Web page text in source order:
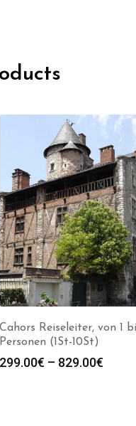
Cahors Reiseleiter, von 1
Personen (1St-10St)
299.00€ – 829.00€